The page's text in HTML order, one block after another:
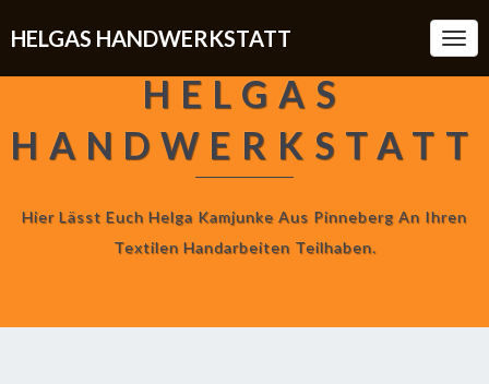
HELGAS HANDWERKSTATT
HELGAS
HANDWERKSTATT
Hier Lässt Euch Helga Kamjunke Aus Pinneberg An Ihren
Textilen Handarbeiten Teilhaben.